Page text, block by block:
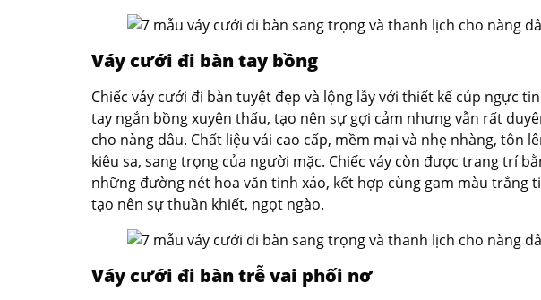
Váy cưới đi bàn tay bồng
Chiếc váy cưới đi bàn tuyệt đẹp và lộng lẫy với thiết kế cúp ngực
tay ngắn bồng xuyên thấu, tạo nên sự gợi cảm nhưng vẫn rất
cho nàng dâu. Chất liệu vải cao cấp, mềm mại và nhẹ nhàng, tôn
kiêu sa, sang trọng của người mặc. Chiếc váy còn được trang trí
những đường nét hoa văn tinh xảo, kết hợp cùng gam màu trắng
tạo nên sự thuần khiết, ngọt ngào.
Váy cưới đi bàn trễ vai phối nơ